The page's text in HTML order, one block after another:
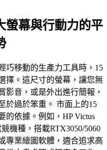
螢幕與行動力的平
巧移動的生產力工具時，15
擇。這尺寸的螢幕，讓您無
影音，或是外出進行簡報，
於過於笨重。 市面上的15
的依據。例如，HP Victus
機種，搭載RTX3050/5060
專業繪圖軟體，適合追求高